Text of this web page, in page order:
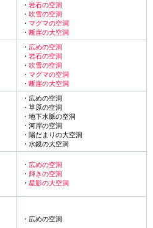
・ 岩石の空洞
・ 吹雪の空洞
・ マグマの空洞
・ 断崖の大空洞
・ 広めの空洞
・ 岩石の空洞
・ 吹雪の空洞
・ マグマの空洞
・ 断崖の大空洞
・広めの空洞
・草原の空洞
・地下水脈の空洞
・河岸の空洞
・陽だまりの大空洞
・水鏡の大空洞
・ 広めの空洞
・ 輝きの空洞
・ 星影の大空洞
・広めの空洞